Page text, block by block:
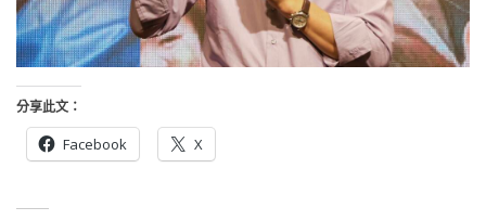
分享此文：
Facebook X